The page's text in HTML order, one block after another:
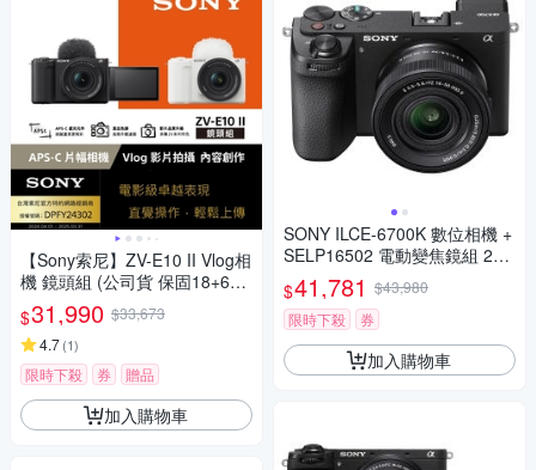
【Sony索尼】ZV-E10 II Vlog相
機 鏡頭組 (公司貨 保固18+6個
月)
$31,990 $33,673
4.7(1)
限時下殺 券 贈品
加入購物車
SONY ILCE-6700K 數位相機 +
SELP16502 電動變焦鏡組 202
6/3/29 前註冊送原廠電池
$41,781 $43,980
限時下殺
券
加入購物車